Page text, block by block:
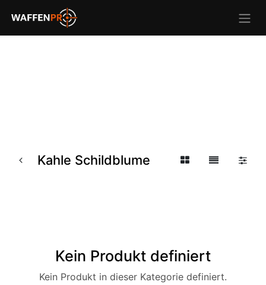
Kahle Schildblume
Kein Produkt definiert
Kein Produkt in dieser Kategorie definiert.